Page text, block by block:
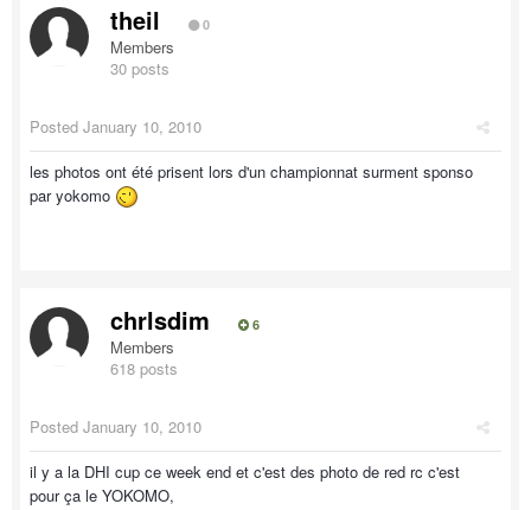
theil 0
Members
30 posts
Posted January 10, 2010
les photos ont été prisent lors d'un championnat surment sponso
par yokomo
chrlsdim 6
Members
618 posts
Posted January 10, 2010
il y a la DHI cup ce week end et c'est des photo de red rc c'est
pour ça le YOKOMO,